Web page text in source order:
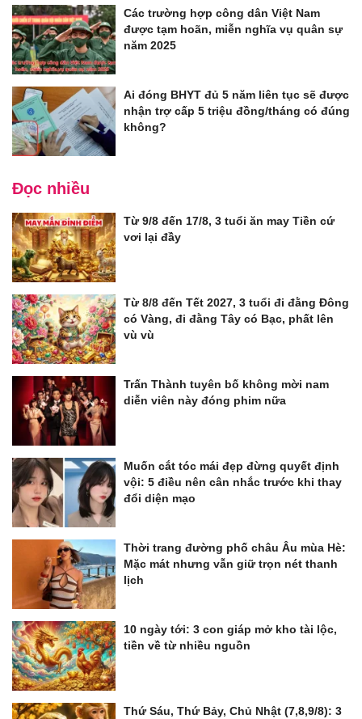
Các trường hợp công dân Việt Nam
được tạm hoãn, miễn nghĩa vụ quân sự
năm 2025
Ai đóng BHYT đủ 5 năm liên tục sẽ được
nhận trợ cấp 5 triệu đồng/tháng có đúng
không?
Đọc nhiều
Từ 9/8 đến 17/8, 3 tuổi ăn may Tiền cứ
vơi lại đầy
Từ 8/8 đến Tết 2027, 3 tuổi đi đằng Đông
có Vàng, đi đằng Tây có Bạc, phất lên
vù vù
Trấn Thành tuyên bố không mời nam
diễn viên này đóng phim nữa
Muốn cắt tóc mái đẹp đừng quyết định
vội: 5 điều nên cân nhắc trước khi thay
đổi diện mạo
Thời trang đường phố châu Âu mùa Hè:
Mặc mát nhưng vẫn giữ trọn nét thanh
lịch
10 ngày tới: 3 con giáp mở kho tài lộc,
tiền về từ nhiều nguồn
Thứ Sáu, Thứ Bảy, Chủ Nhật (7,8,9/8): 3